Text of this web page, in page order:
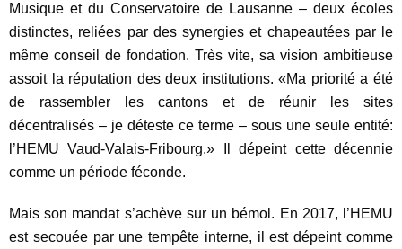
Musique et du Conservatoire de Lausanne – deux écoles
distinctes, reliées par des synergies et chapeautées par le
même conseil de fondation. Très vite, sa vision ambitieuse
assoit la réputation des deux institutions. «Ma priorité a été
de rassembler les cantons et de réunir les sites
décentralisés – je déteste ce terme – sous une seule entité:
l’HEMU Vaud-Valais-Fribourg.» Il dépeint cette décennie
comme un période féconde.
Mais son mandat s’achève sur un bémol. En 2017, l’HEMU
est secouée par une tempête interne, il est dépeint comme